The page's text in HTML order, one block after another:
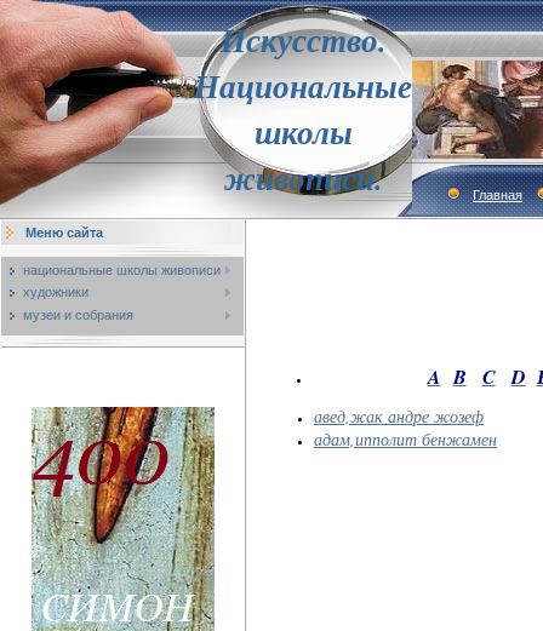
Искусство.
Национальные
школы
живописи.
Главная
Меню сайта
национальные школы живописи
художники
музеи и собрания
A B C D
авед,жак андре жозеф
адам,ипполит бенжамен